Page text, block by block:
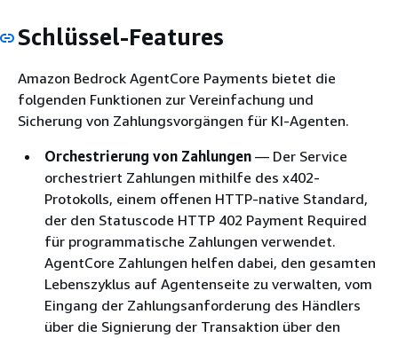
Schlüssel-Features
Amazon Bedrock AgentCore Payments bietet die
folgenden Funktionen zur Vereinfachung und
Sicherung von Zahlungsvorgängen für KI-Agenten.
Orchestrierung von Zahlungen — Der Service
orchestriert Zahlungen mithilfe des x402-
Protokolls, einem offenen HTTP-native Standard,
der den Statuscode HTTP 402 Payment Required
für programmatische Zahlungen verwendet.
AgentCore Zahlungen helfen dabei, den gesamten
Lebenszyklus auf Agentenseite zu verwalten, vom
Eingang der Zahlungsanforderung des Händlers
über die Signierung der Transaktion über den